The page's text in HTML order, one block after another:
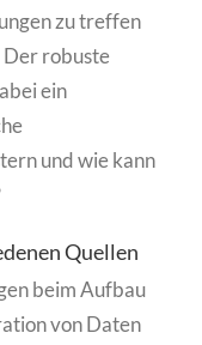
zu treffen
robuste
ein
und wie kann
Quellen
beim Aufbau
von Daten